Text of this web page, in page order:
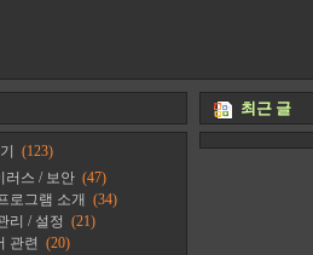
(123)
러스 / 보안 (47)
로그램 소개 (34)
리 / 설정 (21)
관련 (20)
최근 글